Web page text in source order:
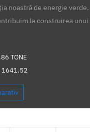
noastră de energie
la construirea
TONE
1641.52